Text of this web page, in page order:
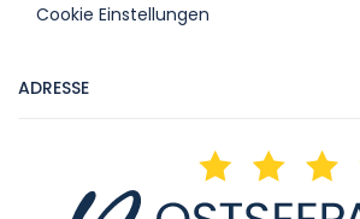
Cookie Einstellungen
ADRESSE